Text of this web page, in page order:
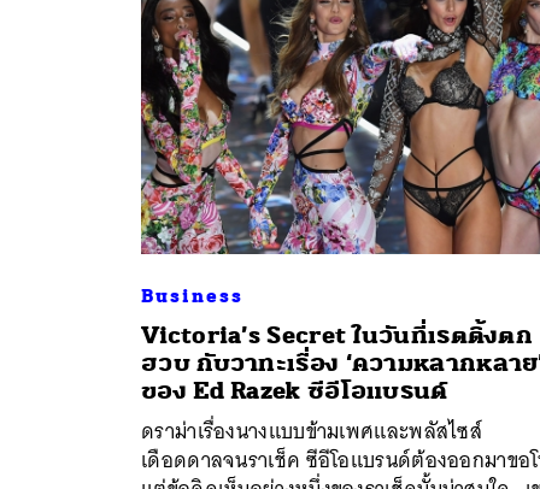
Business
Victoria’s Secret ในวันที่เรตติ้งตก
ฮวบ กับวาทะเรื่อง ‘ความหลากหลาย
ของ Ed Razek ซีอีโอแบรนด์
ดราม่าเรื่องนางแบบข้ามเพศและพลัสไซส์
เดือดดาลจนราเช็ค ซีอีโอแบรนด์ต้องออกมาขอ